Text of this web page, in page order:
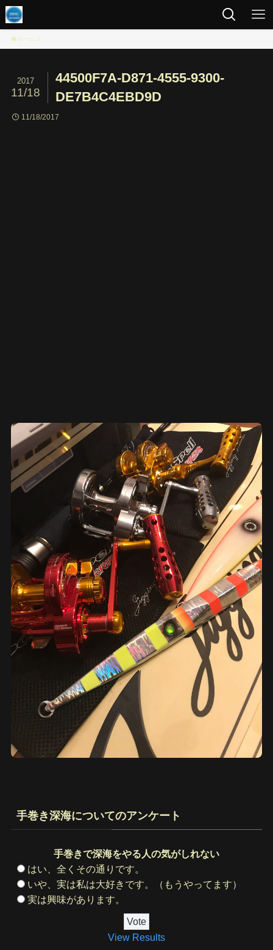
ホーム
44500F7A-D871-4555-9300-
DE7B4C4EBD9D
2017
11/18
11/18/2017
手巻き深海についてのアンケート
手巻きで深海をやる人の気がしれない
はい、全くその通りです。
いや、実は私は大好きです。（もうやってます）
実は興味があります。
View Results